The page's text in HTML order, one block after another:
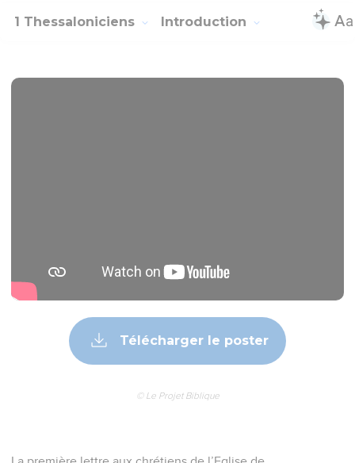
1 Thessaloniciens Introduction
Télécharger le poster
© Le Projet Biblique